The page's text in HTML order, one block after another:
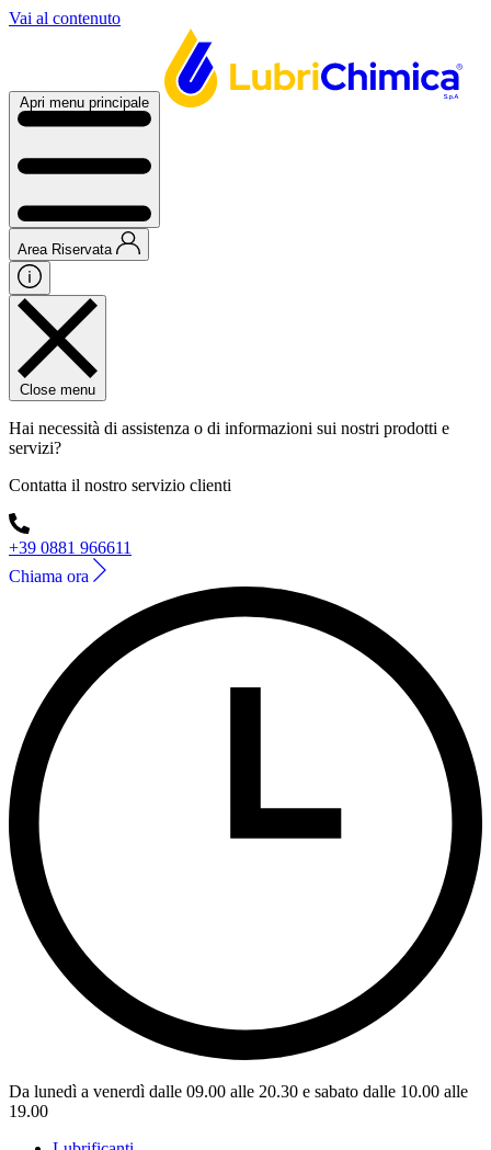
Vai al contenuto
Apri menu principale
Area Riservata
Close menu
Hai necessità di assistenza o di informazioni sui nostri prodotti e
servizi?
Contatta il nostro servizio clienti
+39 0881 966611
Chiama ora
Da lunedì a venerdì dalle 09.00 alle 20.30 e sabato dalle 10.00 alle
19.00